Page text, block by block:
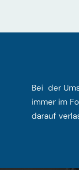
Bei der
immer im
darauf